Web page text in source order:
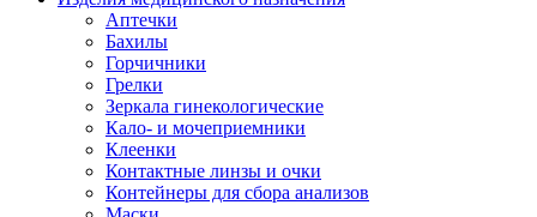
Аптечки
Бахилы
Горчичники
Грелки
Зеркала гинекологические
Кало- и мочеприемники
Клеенки
Контактные линзы и очки
Контейнеры для сбора анализов